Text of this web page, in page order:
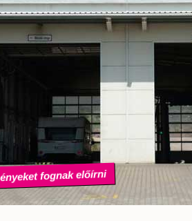
fognak előírni